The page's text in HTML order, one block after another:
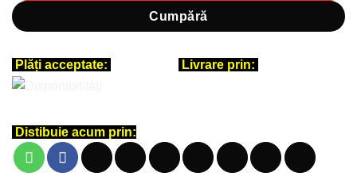
Cumpără
Plăți acceptate: Livrare prin:
Distibuie acum prin: